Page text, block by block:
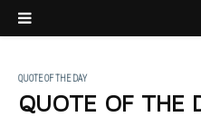
QUOTE OF THE DAY
QUOTE OF THE